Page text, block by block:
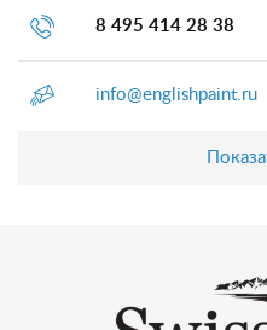
8 495 414 28 38
info@englishpaint.ru